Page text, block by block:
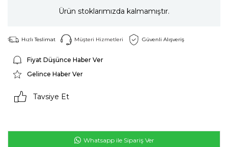
Ürün stoklarımızda kalmamıştır.
Hızlı Teslimat Müşteri Hizmetleri Güvenli Alışveriş
Fiyat Düşünce Haber Ver
Gelince Haber Ver
Tavsiye Et
Whatsapp ile Sipariş Ver